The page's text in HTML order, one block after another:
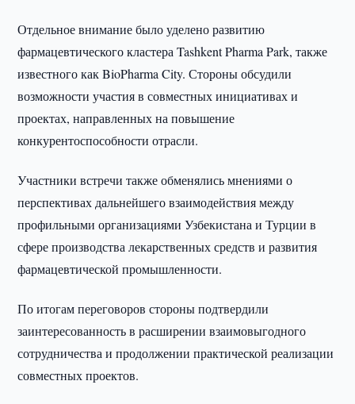
Отдельное внимание было уделено развитию
фармацевтического кластера Tashkent Pharma Park, также
известного как BioPharma City. Стороны обсудили
возможности участия в совместных инициативах и
проектах, направленных на повышение
конкурентоспособности отрасли.
Участники встречи также обменялись мнениями о
перспективах дальнейшего взаимодействия между
профильными организациями Узбекистана и Турции в
сфере производства лекарственных средств и развития
фармацевтической промышленности.
По итогам переговоров стороны подтвердили
заинтересованность в расширении взаимовыгодного
сотрудничества и продолжении практической реализации
совместных проектов.